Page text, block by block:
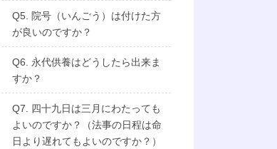
Q5. 院号（いんごう）は付けた方
が良いのですか？
Q6. 永代供養はどうしたら出来ま
すか？
Q7. 四十九日は三月にわたっても
よいのですか？（法事の日程は命
日より遅れてもよいのですか？）